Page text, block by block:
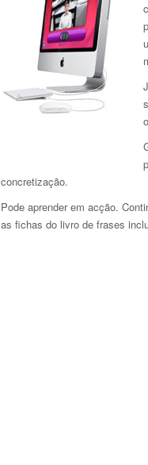
concretização.
Pode aprender em acção.
as fichas do livro de frases